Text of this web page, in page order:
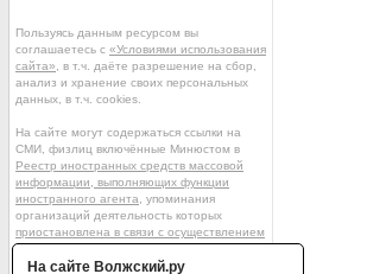
Пользуясь данным ресурсом вы
соглашаетесь с «Условиями использования
сайта» , в т.ч. даёте разрешение на сбор,
анализ и хранение своих персональных
данных, в т.ч. cookies.
На сайте могут содержаться ссылки на
СМИ, физлиц включённые Минюстом в
Реестр иностранных средств массовой
информации, выполняющих функции
иностранного агента , упоминания
организаций деятельность которых
приостановлена в связи с осуществлением
ими экстремистской деятельностиили
ликвидированных / запрещённых по
На сайте Волжский.ру